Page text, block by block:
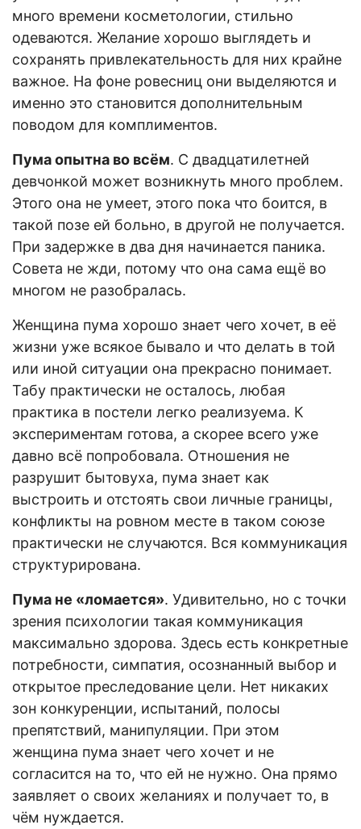
много времени косметологии, стильно
одеваются. Желание хорошо выглядеть и
сохранять привлекательность для них крайне
важное. На фоне ровесниц они выделяются и
именно это становится дополнительным
поводом для комплиментов.
Пума опытна во всём. С двадцатилетней
девчонкой может возникнуть много проблем.
Этого она не умеет, этого пока что боится, в
такой позе ей больно, в другой не получается.
При задержке в два дня начинается паника.
Совета не жди, потому что она сама ещё во
многом не разобралась.
Женщина пума хорошо знает чего хочет, в её
жизни уже всякое бывало и что делать в той
или иной ситуации она прекрасно понимает.
Табу практически не осталось, любая
практика в постели легко реализуема. К
экспериментам готова, а скорее всего уже
давно всё попробовала. Отношения не
разрушит бытовуха, пума знает как
выстроить и отстоять свои личные границы,
конфликты на ровном месте в таком союзе
практически не случаются. Вся коммуникация
структурирована.
Пума не «ломается». Удивительно, но с точки
зрения психологии такая коммуникация
максимально здорова. Здесь есть конкретные
потребности, симпатия, осознанный выбор и
открытое преследование цели. Нет никаких
зон конкуренции, испытаний, полосы
препятствий, манипуляции. При этом
женщина пума знает чего хочет и не
согласится на то, что ей не нужно. Она прямо
заявляет о своих желаниях и получает то, в
чём нуждается.